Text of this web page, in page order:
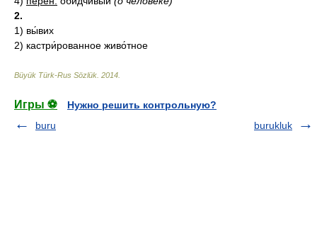
2.
1) вы́вих
2) кастри́рованное живо́тное
Büyük Türk-Rus Sözlük 2014
Игры ⚽
Нужно решить контрольную?
buru
burukluk